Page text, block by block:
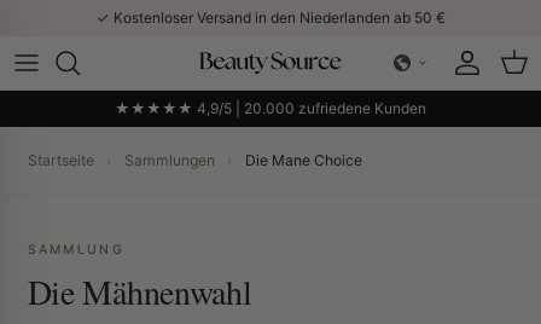
Direkt zum Inhalt✓ Kostenloser Versand in den Niederlanden ab 50 €
Konto
★★★★★ 4,9/5 | 20.000 zufriedene Kunden
Startseite › Sammlungen › Die Mane Choice
SAMMLUNG
Die Mähnenwahl